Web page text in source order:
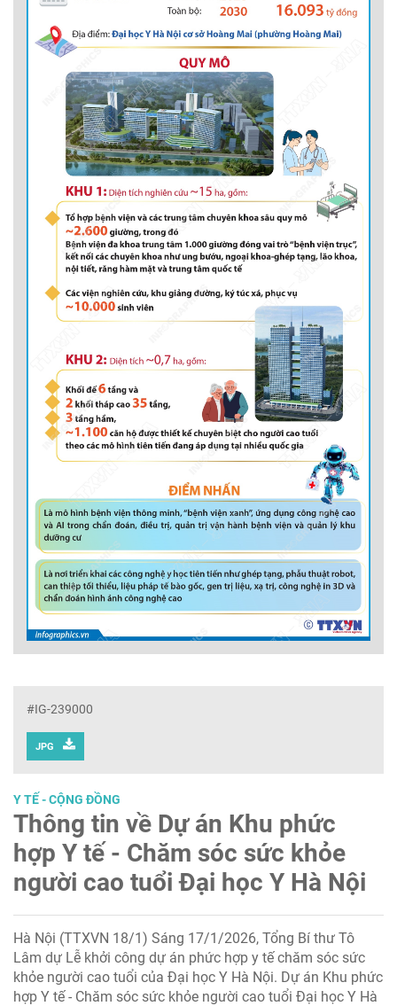
#IG-239000
JPG
Y TẾ - CỘNG ĐỒNG
Thông tin về Dự án Khu phức
hợp Y tế - Chăm sóc sức khỏe
người cao tuổi Đại học Y Hà Nội
Hà Nội (TTXVN 18/1) Sáng 17/1/2026, Tổng Bí thư Tô
Lâm dự Lễ khởi công dự án phức hợp y tế chăm sóc sức
khỏe người cao tuổi của Đại học Y Hà Nội. Dự án Khu phức
hợp Y tế - Chăm sóc sức khỏe người cao tuổi Đại học Y Hà